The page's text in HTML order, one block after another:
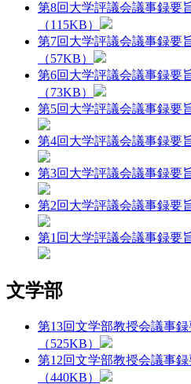
第8回大学評議会議事録要
（115KB）
第7回大学評議会議事録要
（57KB）
第6回大学評議会議事録要
（73KB）
第5回大学評議会議事録要
第4回大学評議会議事録要
第3回大学評議会議事録要
第2回大学評議会議事録要
第1回大学評議会議事録要
文学部
第13回文学部教授会議事録
（525KB）
第12回文学部教授会議事録
（440KB）